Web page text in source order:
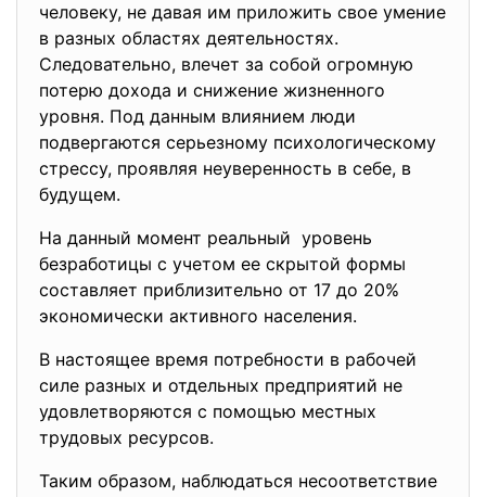
человеку, не давая им приложить свое умение
в разных областях деятельностях.
Следовательно, влечет за собой огромную
потерю дохода и снижение жизненного
уровня. Под данным влиянием люди
подвергаются серьезному психологическому
стрессу, проявляя неуверенность в себе, в
будущем.
На данный момент реальный уровень
безработицы с учетом ее скрытой формы
составляет приблизительно от 17 до 20%
экономически активного населения.
В настоящее время потребности в рабочей
силе разных и отдельных предприятий не
удовлетворяются с помощью местных
трудовых ресурсов.
Таким образом, наблюдаться несоответствие